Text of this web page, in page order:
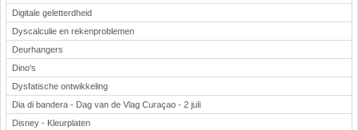
Digitale geletterdheid
Dyscalculie en rekenproblemen
Deurhangers
Dino's
Dysfatische ontwikkeling
Dia di bandera - Dag van de Vlag Curaçao - 2 juli
Disney - Kleurplaten